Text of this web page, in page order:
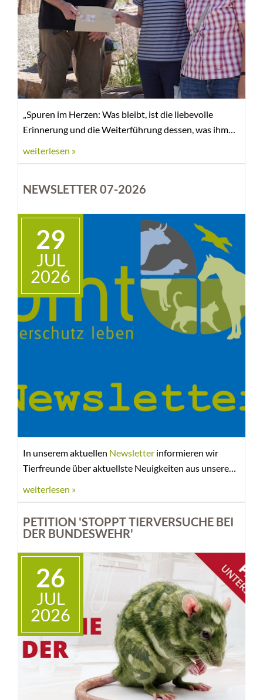
„Spuren im Herzen: Was bleibt, ist die liebevolle
Erinnerung und die Weiterführung dessen, was ihm
weiterlesen »
NEWSLETTER 07-2026
29
JUL
2026
In unserem aktuellen Newsletter informieren wir
Tierfreunde über aktuellste Neuigkeiten aus unseren
Nachrichten.... Viel Spaß beim Lesen!
Wer den Newsletter zukünftig automatisch erhalten
möchte, kann sich
anmelden!
weiterlesen »
PETITION 'STOPPT TIERVERSUCHE BEI
DER BUNDESWEHR'
26
JUL
2026